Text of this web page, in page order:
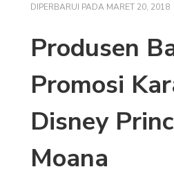
DIPERBARUI PADA MARET 20, 2018
Produsen
Promosi
Disney
Moana